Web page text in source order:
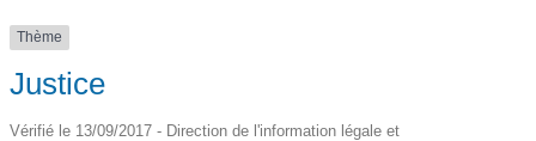
Thème
Justice
Vérifié le 13/09/2017 - Direction de l'information légale et